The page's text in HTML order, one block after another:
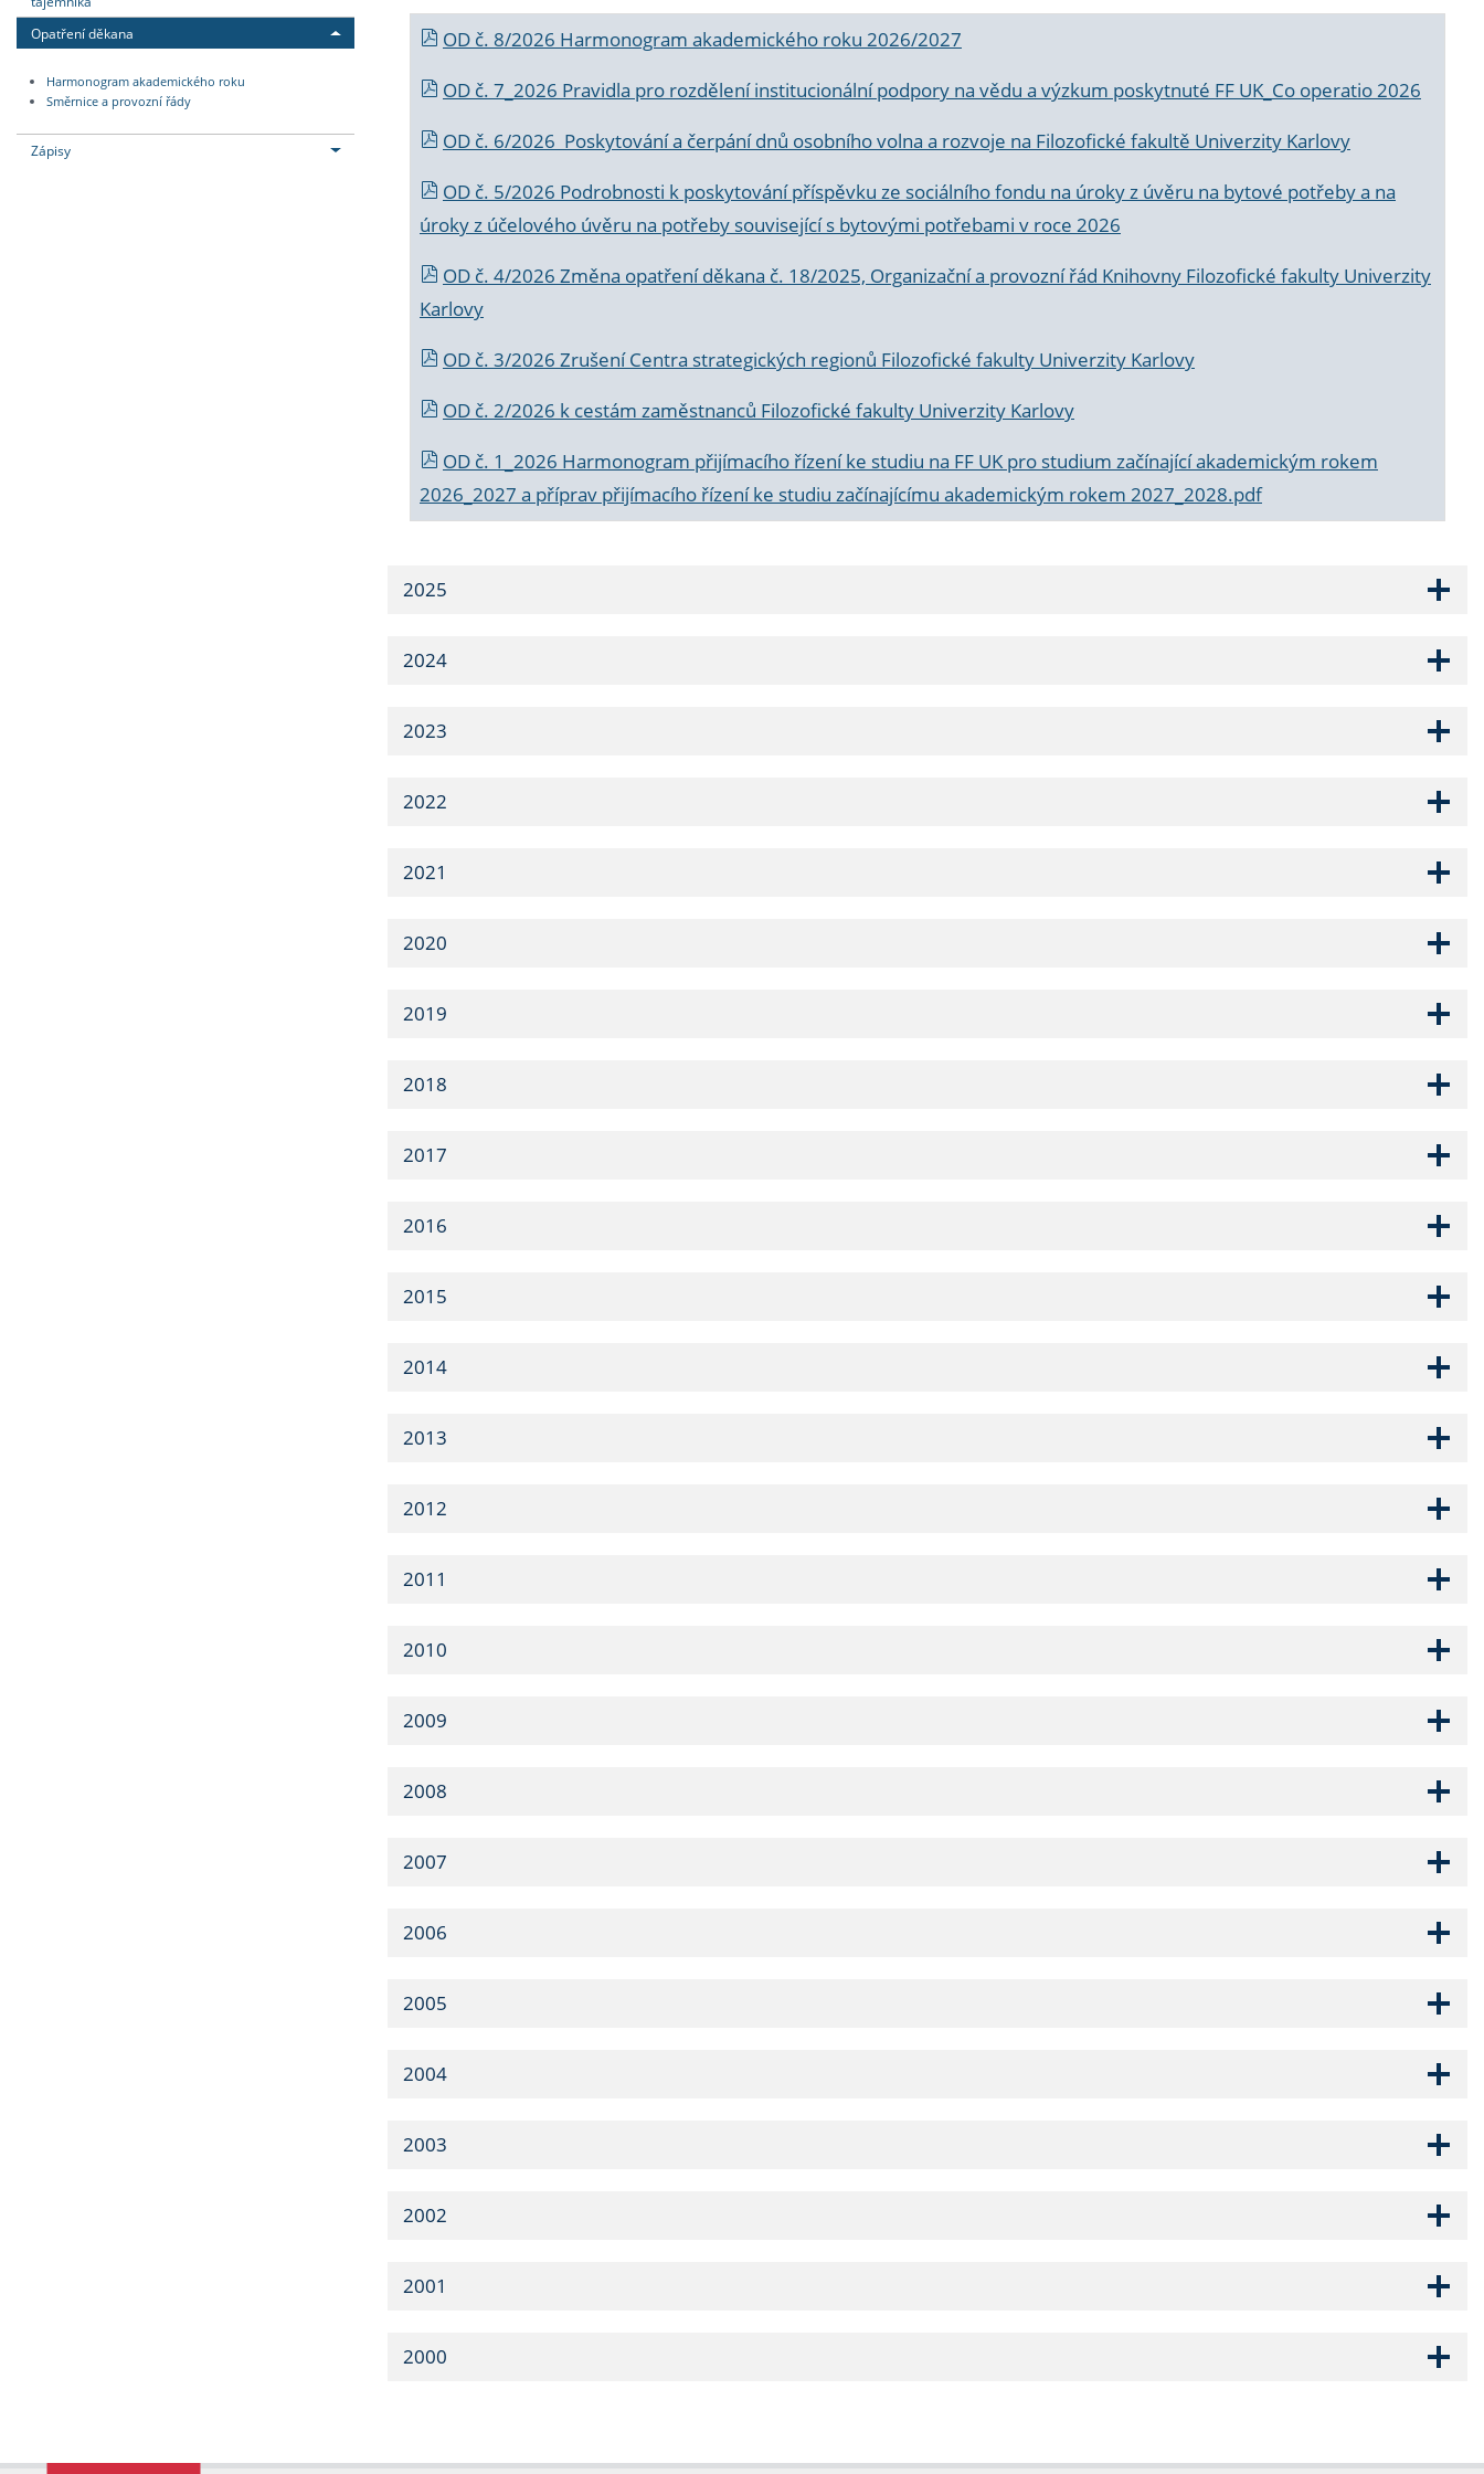
Opatření děkana
Harmonogram akademického roku
Směrnice a provozní řády
Zápisy
OD č. 8/2026 Harmonogram akademického roku 2026/2027
OD č. 7_2026 Pravidla pro rozdělení institucionální podpory na vědu a výzkum poskytnuté FF UK_Co operatio 2026
OD č. 6/2026 Poskytování a čerpání dnů osobního volna a rozvoje na Filozofické fakultě Univerzity Karlovy
OD č. 5/2026 Podrobnosti k poskytování příspěvku ze sociálního fondu na úroky z úvěru na bytové potřeby a na
úroky z účelového úvěru na potřeby související s bytovými potřebami v roce 2026
OD č. 4/2026 Změna opatření děkana č. 18/2025, Organizační a provozní řád Knihovny Filozofické fakulty Univerzity
Karlovy
OD č. 3/2026 Zrušení Centra strategických regionů Filozofické fakulty Univerzity Karlovy
OD č. 2/2026 k cestám zaměstnanců Filozofické fakulty Univerzity Karlovy
OD č. 1_2026 Harmonogram přijímacího řízení ke studiu na FF UK pro studium začínající akademickým rokem
2026_2027 a příprav přijímacího řízení ke studiu začínajícímu akademickým rokem 2027_2028.pdf
2025
2024
2023
2022
2021
2020
2019
2018
2017
2016
2015
2014
2013
2012
2011
2010
2009
2008
2007
2006
2005
2004
2003
2002
2001
2000